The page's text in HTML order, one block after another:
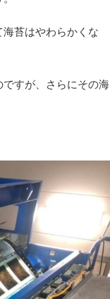
苔はやわらかくな
すが、さらにその海